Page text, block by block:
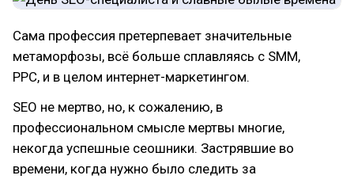
Сама профессия претерпевает значительные
метаморфозы, всё больше сплавляясь с SMM,
PPC, и в целом интернет-маркетингом.
SEO не мертво, но, к сожалению, в
профессиональном смысле мертвы многие,
некогда успешные сеошники. Застрявшие во
времени, когда нужно было следить за